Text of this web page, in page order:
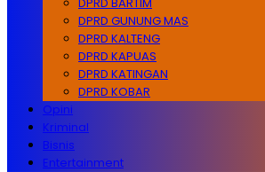
DPRD GUNUNG MAS
DPRD KALTENG
DPRD KAPUAS
DPRD KATINGAN
DPRD KOBAR
Opini
Kriminal
Bisnis
Entertainment